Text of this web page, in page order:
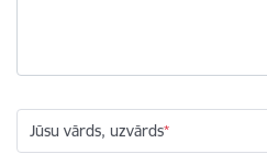
Jūsu vārds, uzvārds